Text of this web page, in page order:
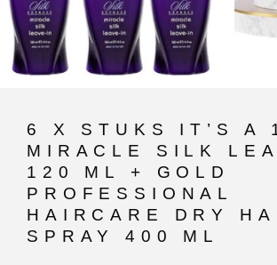
6 X STUKS IT’S A
MIRACLE SILK
120 ML + GOLD
PROFESSIONAL
HAIRCARE DRY
SPRAY 400 ML